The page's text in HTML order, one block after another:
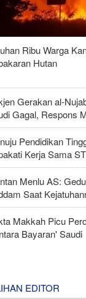
Ribu Warga
Hutan
Gerakan al-
Gagal, Respons
Pendidikan
Kerja Sama
Menlu AS:
Saat
Makkah Picu
Bayaran' Saudi
EDITOR